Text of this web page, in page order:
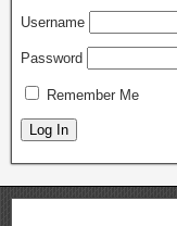
Username
Password
Remember Me